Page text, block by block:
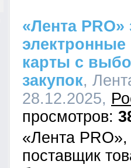
«Лента PRO»
карты с
закупок,
28.12.2025,
«Лента
поставщик